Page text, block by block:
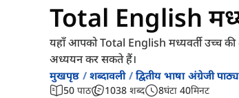
Total English
यहाँ आपको Total English मध्यवर्ती उच्च
अध्ययन कर सकते हैं।
मुखपृष्ठ शब्दावली द्वितीय भाषा अंग्रेजी
50 पाठ 1038 शब्द 8घंटा 40मिनट